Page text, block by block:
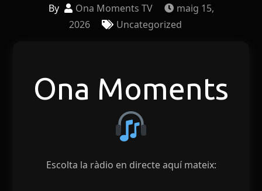
By Ona Moments TV
maig 15,
2026
Uncategorized
Ona Moments
Escolta la ràdio en directe aquí mateix: